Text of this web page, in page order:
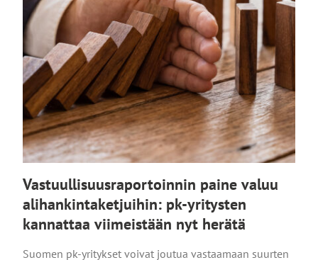
Vastuullisuusraportoinnin paine valuu
alihankintaketjuihin: pk-yritysten
kannattaa viimeistään nyt herätä
Suomen pk-yritykset voivat joutua vastaamaan suurten